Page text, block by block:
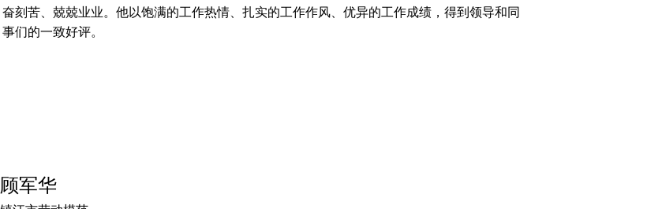
顾军华
奋刻苦、兢兢业业。他以饱满的工作热情、扎实的工作作风、优异的工作成绩，得到领导和同
事们的一致好评。